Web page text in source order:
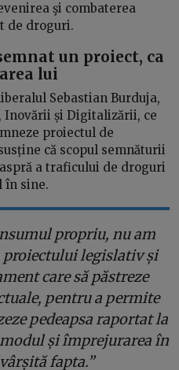
şi combaterea
de droguri.
un proiect, ca
lui
Sebastian Burduja,
Inovării și Digitalizării, ce
proiectul de
că scopul semnăturii
a traficului de droguri
în sine.
propriu, nu am
proiectului legislativ și
care să păstreze
pentru a permite
pedeapsa raportat la
și împrejurarea în
fapta.”